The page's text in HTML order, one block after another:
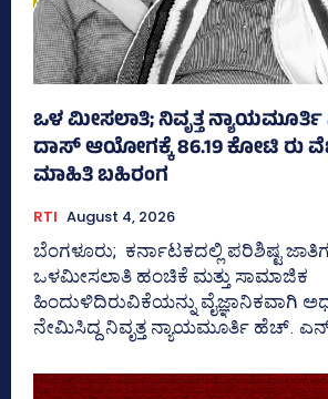
ಒಳ ಮೀಸಲಾತಿ; ನಿವೃತ್ತ
ದಾಸ್ ಆಯೋಗಕ್ಕೆ 86.19 ಕೋಟಿ ರು
ಮಾಹಿತಿ ಬಹಿರಂಗ
RTI August 4, 2026
ಬೆಂಗಳೂರು; ಕರ್ನಾಟಕದಲ್ಲಿ ಪರಿಶಿಷ್ಟ
ಒಳಮೀಸಲಾತಿ ಹಂಚಿಕೆ ಮತ್ತು ಸಾಮಾಜಿಕ
ಹಿಂದುಳಿದಿರುವಿಕೆಯನ್ನು ವೈಜ್ಞಾನಿಕವಾಗಿ
ನೇಮಿಸಿದ್ದ ನಿವೃತ್ತ ನ್ಯಾಯಮೂರ್ತಿ ಹೆಚ್.